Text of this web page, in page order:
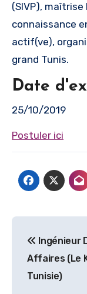
(SIVP),
connaissance
actif(ve),
grand Tunis.
Date
25/10/2019
Postuler ici
de
l’article
Ingénieur
Affaires (Le
Tunisie)